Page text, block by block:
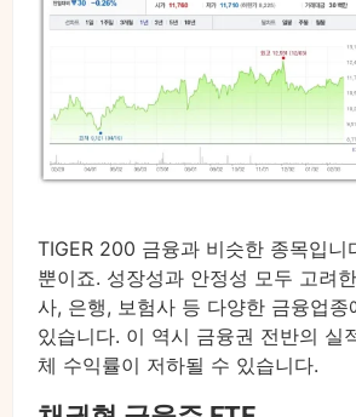
TIGER 200 금융과 비슷한 종목입니
뿐이죠. 성장성과 안정성 모두 고려
사, 은행, 보험사 등 다양한 금융업종
있습니다. 이 역시 금융권 전반의 실
체 수익률이 저하될 수 있습니다.